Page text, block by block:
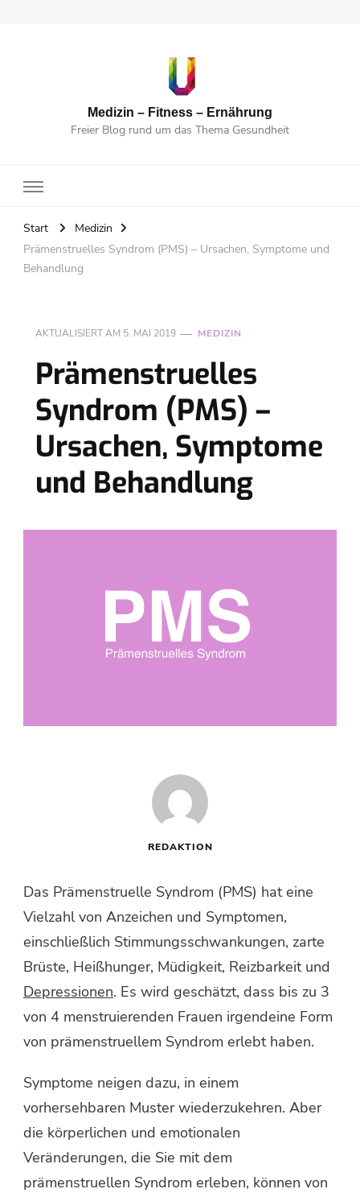
Medizin – Fitness – Ernährung
Freier Blog rund um das Thema Gesundheit
Start
Medizin
Prämenstruelles Syndrom (PMS) – Ursachen, Symptome und
Behandlung
AKTUALISIERT AM 5. MAI 2019 MEDIZIN
Prämenstruelles
Syndrom (PMS) –
Ursachen, Symptome
und Behandlung
REDAKTION
Das Prämenstruelle Syndrom (PMS) hat eine
Vielzahl von Anzeichen und Symptomen,
einschließlich Stimmungsschwankungen, zarte
Brüste, Heißhunger, Müdigkeit, Reizbarkeit und
Depressionen. Es wird geschätzt, dass bis zu 3
von 4 menstruierenden Frauen irgendeine Form
von prämenstruellem Syndrom erlebt haben.
Symptome neigen dazu, in einem
vorhersehbaren Muster wiederzukehren. Aber
die körperlichen und emotionalen
Veränderungen, die Sie mit dem
prämenstruellen Syndrom erleben, können von